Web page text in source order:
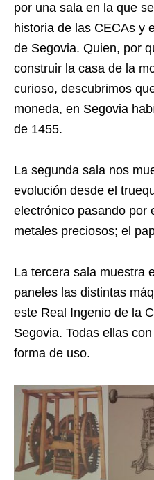
por una sala en la que
historia de las CECAs y
de Segovia. Quien, por
construir la casa de la
curioso, descubrimos
moneda, en Segovia
de 1455.
La segunda sala nos
evolución desde el
electrónico pasando por
metales preciosos; el
La tercera sala muestra
paneles las distintas
este Real Ingenio de la
Segovia. Todas ellas
forma de uso.